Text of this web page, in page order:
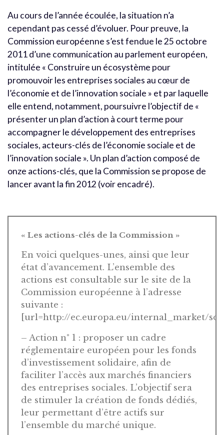
Au cours de l’année écoulée, la situation n’a
cependant pas cessé d’évoluer. Pour preuve, la
Commission européenne s’est fendue le 25 octobre
2011 d’une communication au parlement européen,
intitulée « Construire un écosystème pour
promouvoir les entreprises sociales au cœur de
l’économie et de l’innovation sociale » et par laquelle
elle entend, notamment, poursuivre l’objectif de «
présenter un plan d’action à court terme pour
accompagner le développement des entreprises
sociales, acteurs-clés de l’économie sociale et de
l’innovation sociale ». Un plan d’action composé de
onze actions-clés, que la Commission se propose de
lancer avant la fin 2012 (voir encadré).
« Les actions-clés de la Commission »
En voici quelques-unes, ainsi que leur
état d’avancement. L’ensemble des
actions est consultable sur le site de la
Commission européenne à l’adresse
suivante :
[url=http://ec.europa.eu/internal_market/
– Action n° 1 : proposer un cadre
réglementaire européen pour les fonds
d’investissement solidaire, afin de
faciliter l’accès aux marchés financiers
des entreprises sociales. L’objectif sera
de stimuler la création de fonds dédiés,
leur permettant d’être actifs sur
l’ensemble du marché unique.